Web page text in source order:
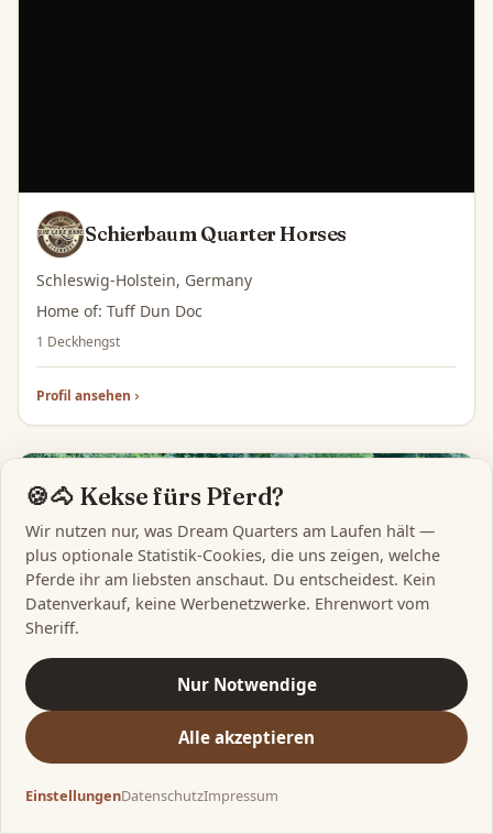
Schierbaum Quarter Horses
Schleswig-Holstein, Germany
Home of: Tuff Dun Doc
1 Deckhengst
Profil ansehen
🍪🐴 Kekse fürs Pferd?
Wir nutzen nur, was Dream Quarters am Laufen hält —
plus optionale Statistik-Cookies, die uns zeigen, welche
Pferde ihr am liebsten anschaut. Du entscheidest. Kein
Datenverkauf, keine Werbenetzwerke. Ehrenwort vom
Sheriff.
Nur Notwendige
Alle akzeptieren
EinstellungenDatenschutzImpressum